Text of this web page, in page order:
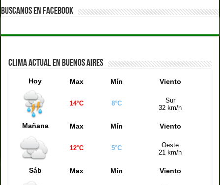
BUSCANOS EN FACEBOOK
CLIMA ACTUAL EN BUENOS AIRES
Hoy Max Mín Viento
14°C 8°C
Sur
32 km/h
Mañana Max Mín Viento
12°C 5°C
Oeste
21 km/h
Sáb Max Mín Viento